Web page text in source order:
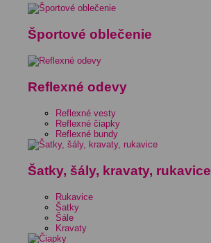
Športové oblečenie
Reflexné odevy
Reflexné vesty
Reflexné čiapky
Reflexné bundy
Šatky, šály, kravaty, rukavice
Rukavice
Šatky
Šále
Kravaty